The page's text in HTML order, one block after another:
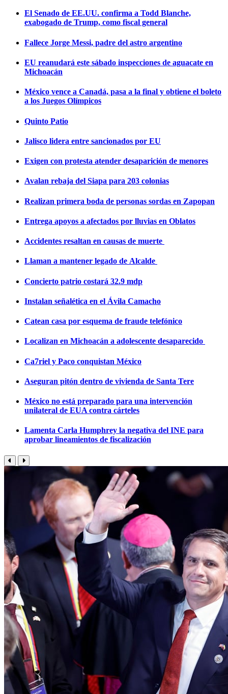
El Senado de EE.UU. confirma a Todd Blanche,
exabogado de Trump, como fiscal general
Fallece Jorge Messi, padre del astro argentino
EU reanudará este sábado inspecciones de aguacate en
Michoacán
México vence a Canadá, pasa a la final y obtiene el boleto
a los Juegos Olímpicos
Quinto Patio
Jalisco lidera entre sancionados por EU
Exigen con protesta atender desaparición de menores
Avalan rebaja del Siapa para 203 colonias
Realizan primera boda de personas sordas en Zapopan
Entrega apoyos a afectados por lluvias en Oblatos
Accidentes resaltan en causas de muerte
Llaman a mantener legado de Alcalde
Concierto patrio costará 32.9 mdp
Instalan señalética en el Ávila Camacho
Catean casa por esquema de fraude telefónico
Localizan en Michoacán a adolescente desaparecido
Ca7riel y Paco conquistan México
Aseguran pitón dentro de vivienda de Santa Tere
México no está preparado para una intervención
unilateral de EUA contra cárteles
Lamenta Carla Humphrey la negativa del INE para
aprobar lineamientos de fiscalización